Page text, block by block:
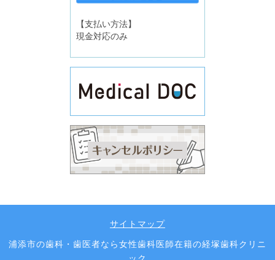
【支払い方法】
現金対応のみ
サイトマップ
浦添市の歯科・歯医者なら女性歯科医師在籍の経塚歯科クリニ